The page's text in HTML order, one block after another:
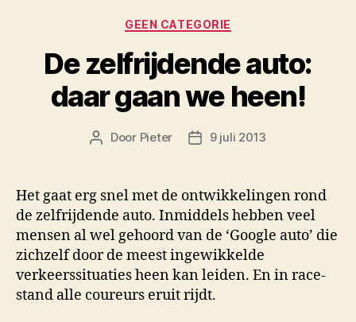
Categorieën
GEEN CATEGORIE
De zelfrijdende auto:
daar gaan we heen!
Berichtauteur
Door Pieter Berichtdatum
9 juli 2013
Het gaat erg snel met de ontwikkelingen rond
de zelfrijdende auto. Inmiddels hebben veel
mensen al wel gehoord van de ‘Google auto’ die
zichzelf door de meest ingewikkelde
verkeerssituaties heen kan leiden. En in race-
stand alle coureurs eruit rijdt.